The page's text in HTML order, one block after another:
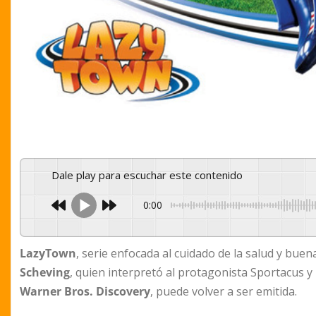
Dale play para escuchar este contenido
0:00
LazyTown, serie enfocada al cuidado de la salud y
Scheving, quien interpretó al protagonista Sportacus
Warner Bros. Discovery, puede volver a ser emitida.